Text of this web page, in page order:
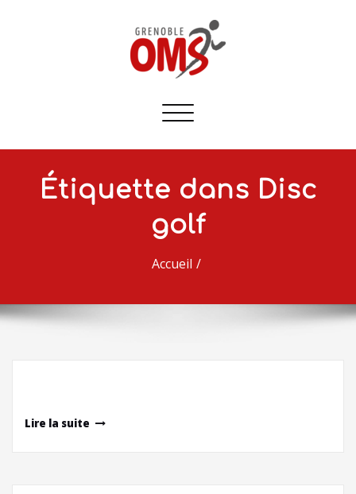
Afficher/masquer
navigation
Étiquette dans Disc
golf
Accueil
Lire la suite